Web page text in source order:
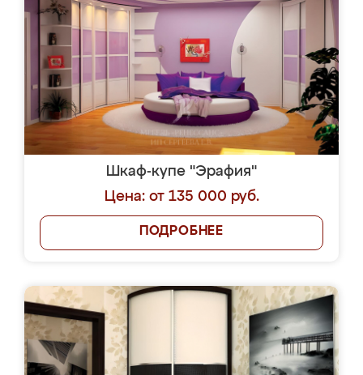
Шкаф-купе "Эрафия"
Цена: от 135 000 руб.
ПОДРОБНЕЕ